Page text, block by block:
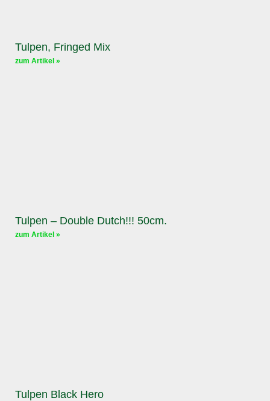
Tulpen, Fringed Mix
zum Artikel »
Tulpen – Double Dutch!!! 50cm.
zum Artikel »
Tulpen Black Hero